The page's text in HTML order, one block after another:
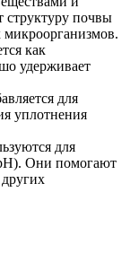
структуру почвы
микроорганизмов.
как
удерживает
для
уплотнения
для
Они помогают